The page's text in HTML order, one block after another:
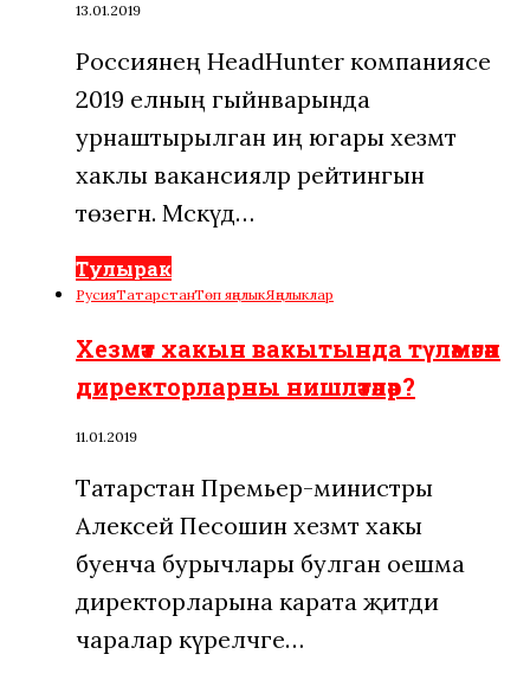
13.01.2019
Россиянең HeadHunter компаниясе
2019 елның гыйнварында
урнаштырылган иң югары хезмәт
хаклы вакансияләр рейтингын
төзегән. Мәскәүдә…
Тулырак
РусияТатарстанТөп яңалыкЯңалыклар
Хезмәт хакын вакытында түләмәгән
директорларны нишләтәләр?
11.01.2019
Татарстан Премьер-министры
Алексей Песошин хезмәт хакы
буенча бурычлары булган оешма
директорларына карата җитди
чаралар күреләчәге…